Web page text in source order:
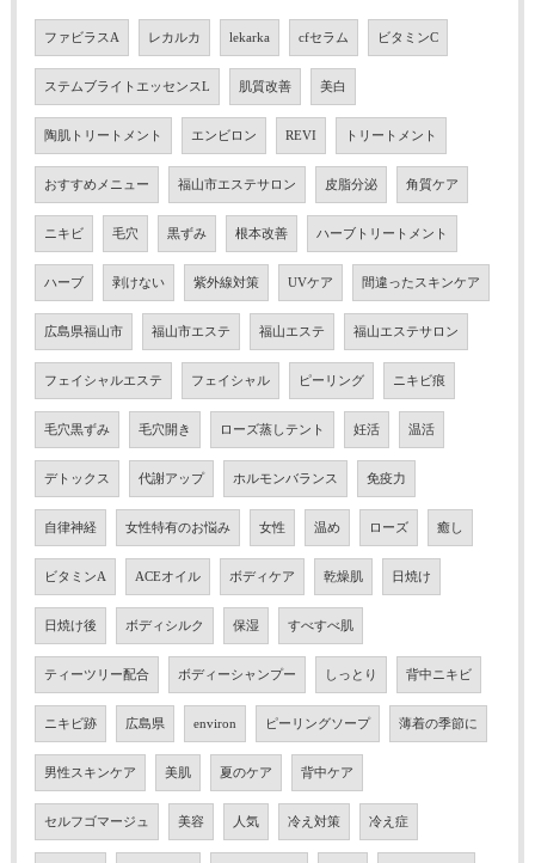
ファビラスA レカルカ lekarka cfセラム ビタミンC
ステムブライトエッセンスL 肌質改善 美白
陶肌トリートメント エンビロン REVI トリートメント
おすすめメニュー 福山市エステサロン 皮脂分泌 角質ケア
ニキビ 毛穴 黒ずみ 根本改善 ハーブトリートメント
ハーブ 剥けない 紫外線対策 UVケア 間違ったスキンケア
広島県福山市 福山市エステ 福山エステ 福山エステサロン
フェイシャルエステ フェイシャル ピーリング ニキビ痕
毛穴黒ずみ 毛穴開き ローズ蒸しテント 妊活 温活
デトックス 代謝アップ ホルモンバランス 免疫力
自律神経 女性特有のお悩み 女性 温め ローズ 癒し
ビタミンA ACEオイル ボディケア 乾燥肌 日焼け
日焼け後 ボディシルク 保湿 すべすべ肌
ティーツリー配合 ボディーシャンプー しっとり 背中ニキビ
ニキビ跡 広島県 environ ピーリングソープ 薄着の季節に
男性スキンケア 美肌 夏のケア 背中ケア
セルフゴマージュ 美容 人気 冷え対策 冷え症